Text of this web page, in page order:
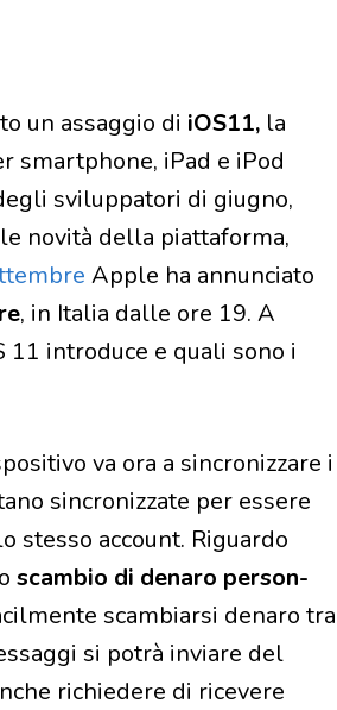
un assaggio di iOS11, la
smartphone, iPad e iPod
sviluppatori di giugno,
novità della piattaforma,
Apple ha annunciato
, in Italia dalle ore 19. A
11 introduce e quali sono i
va ora a sincronizzare i
sincronizzate per essere
stesso account. Riguardo
scambio di denaro person-
scambiarsi denaro tra
si potrà inviare del
richiedere di ricevere